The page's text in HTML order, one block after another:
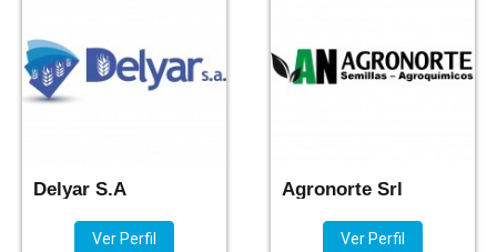
Delyar S.A
Ver Perfil
Agronorte Srl
Ver Perfil